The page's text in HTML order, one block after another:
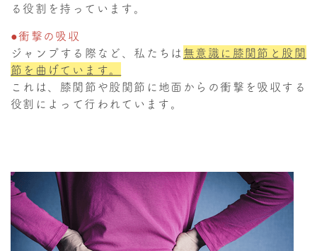
る役割を持っています。
●衝撃の吸収
ジャンプする際など、私たちは 無意識に膝関節と股関
節を曲げています。
これは、膝関節や股関節に地面からの衝撃を吸収する
役割によって行われています。